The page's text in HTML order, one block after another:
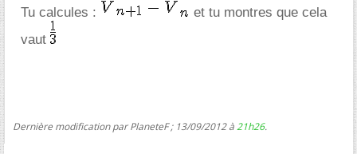
Tu calcules :
et tu montres que cela
vaut
Dernière modification par PlaneteF ; 13/09/2012 à21h26.